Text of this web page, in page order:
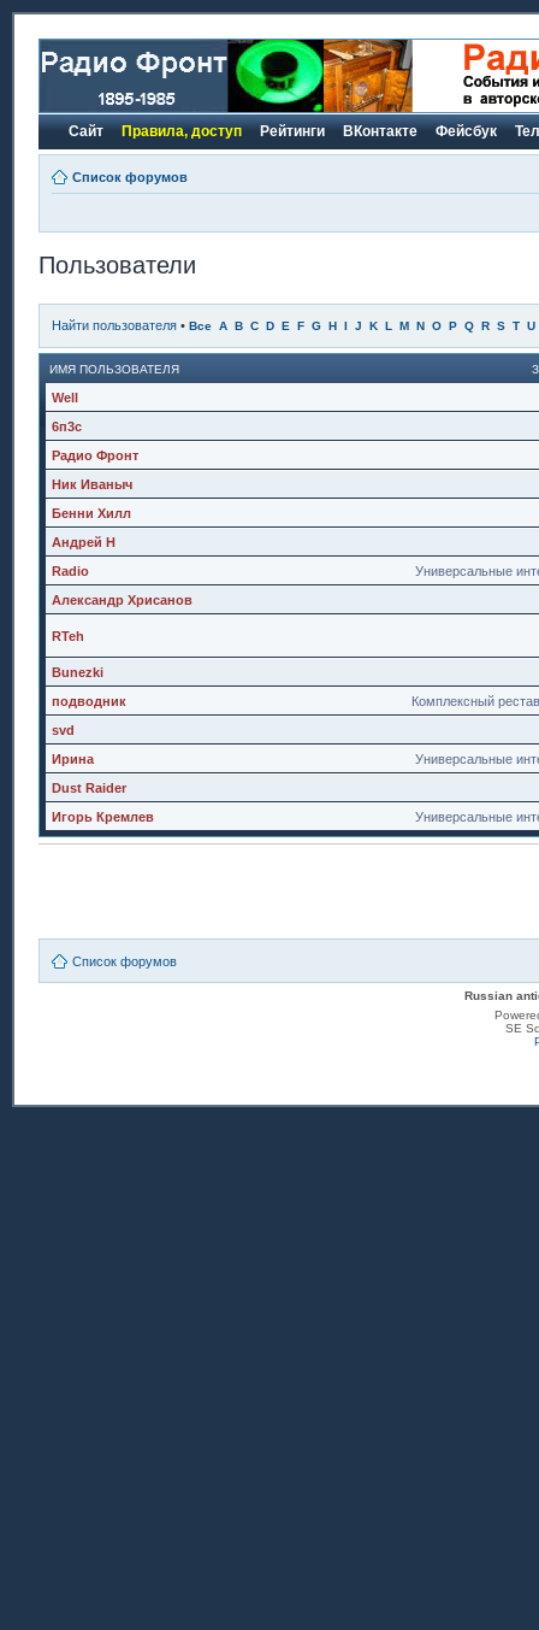
Сайт Правила, доступ Рейтинги ВКонтакте Фейсбук
Список форумов
Пользователи
Найти пользователя • Все A B C D E F G H I J K L M N O P Q R S T U
ИМЯ ПОЛЬЗОВАТЕЛЯ
Well
6п3с
Радио Фронт
Ник Иваныч
Бенни Хилл
Андрей Н
Универсальные
Radio
Александр Хрисанов
RTeh
Bunezki
Комплексный
подводник
svd
Универсальные
Ирина
Dust Raider
Универсальные
Игорь Кремлев
Список форумов
Russian
SE